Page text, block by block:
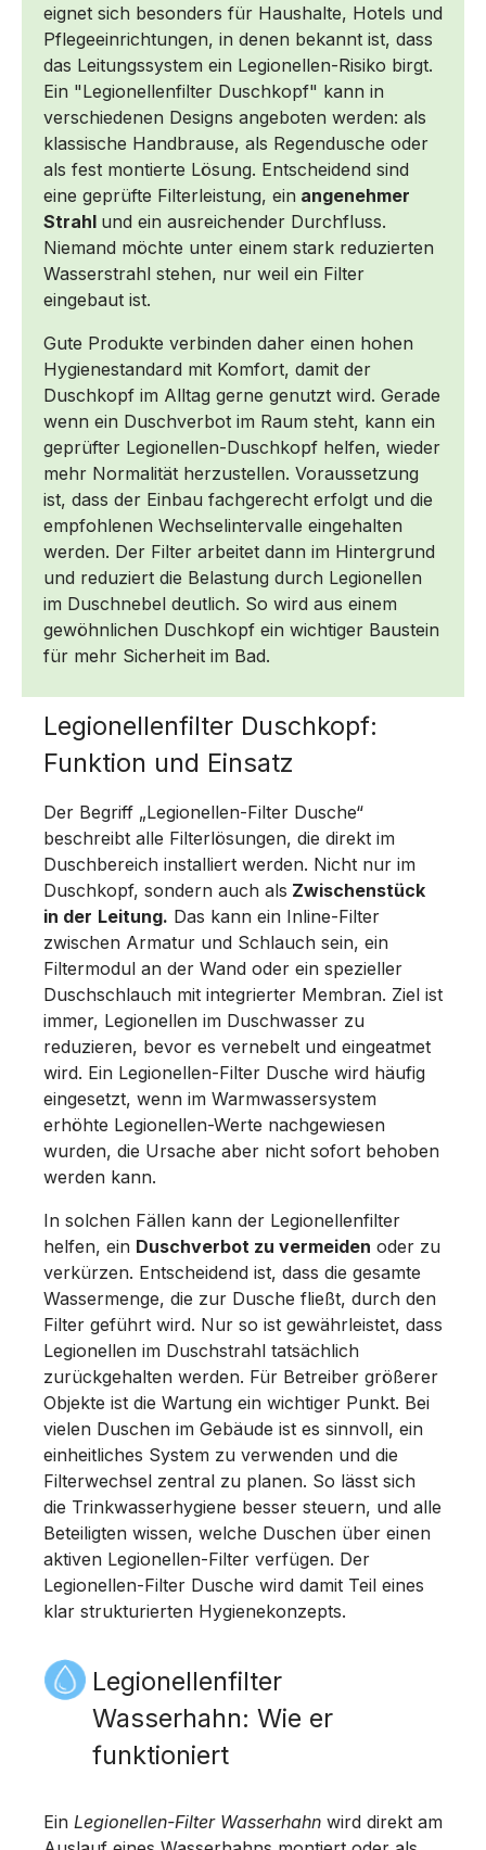
eignet sich besonders für Haushalte, Hotels und
Pflegeeinrichtungen, in denen bekannt ist, dass
das Leitungssystem ein Legionellen-Risiko birgt.
Ein "Legionellenfilter Duschkopf" kann in
verschiedenen Designs angeboten werden: als
klassische Handbrause, als Regendusche oder
als fest montierte Lösung. Entscheidend sind
eine geprüfte Filterleistung, ein angenehmer
Strahl und ein ausreichender Durchfluss.
Niemand möchte unter einem stark reduzierten
Wasserstrahl stehen, nur weil ein Filter
eingebaut ist.
Gute Produkte verbinden daher einen hohen
Hygienestandard mit Komfort, damit der
Duschkopf im Alltag gerne genutzt wird. Gerade
wenn ein Duschverbot im Raum steht, kann ein
geprüfter Legionellen-Duschkopf helfen, wieder
mehr Normalität herzustellen. Voraussetzung
ist, dass der Einbau fachgerecht erfolgt und die
empfohlenen Wechselintervalle eingehalten
werden. Der Filter arbeitet dann im Hintergrund
und reduziert die Belastung durch Legionellen
im Duschnebel deutlich. So wird aus einem
gewöhnlichen Duschkopf ein wichtiger Baustein
für mehr Sicherheit im Bad.
Legionellenfilter Duschkopf:
Funktion und Einsatz
Der Begriff „Legionellen-Filter Dusche“
beschreibt alle Filterlösungen, die direkt im
Duschbereich installiert werden. Nicht nur im
Duschkopf, sondern auch als Zwischenstück
in der Leitung. Das kann ein Inline‑Filter
zwischen Armatur und Schlauch sein, ein
Filtermodul an der Wand oder ein spezieller
Duschschlauch mit integrierter Membran. Ziel ist
immer, Legionellen im Duschwasser zu
reduzieren, bevor es vernebelt und eingeatmet
wird. Ein Legionellen-Filter Dusche wird häufig
eingesetzt, wenn im Warmwassersystem
erhöhte Legionellen-Werte nachgewiesen
wurden, die Ursache aber nicht sofort behoben
werden kann.
In solchen Fällen kann der Legionellenfilter
helfen, ein Duschverbot zu vermeiden oder zu
verkürzen. Entscheidend ist, dass die gesamte
Wassermenge, die zur Dusche fließt, durch den
Filter geführt wird. Nur so ist gewährleistet, dass
Legionellen im Duschstrahl tatsächlich
zurückgehalten werden. Für Betreiber größerer
Objekte ist die Wartung ein wichtiger Punkt. Bei
vielen Duschen im Gebäude ist es sinnvoll, ein
einheitliches System zu verwenden und die
Filterwechsel zentral zu planen. So lässt sich
die Trinkwasserhygiene besser steuern, und alle
Beteiligten wissen, welche Duschen über einen
aktiven Legionellen-Filter verfügen. Der
Legionellen-Filter Dusche wird damit Teil eines
klar strukturierten Hygienekonzepts.
Legionellenfilter
Wasserhahn: Wie er
funktioniert
Ein Legionellen-Filter Wasserhahn wird direkt am